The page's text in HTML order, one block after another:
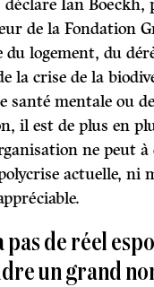
déclare Ian Boeckh,
de la Fondation
du logement, du
la crise de la
santé mentale ou
il est de plus en
ne peut à
actuelle, ni
pas de réel
un grand